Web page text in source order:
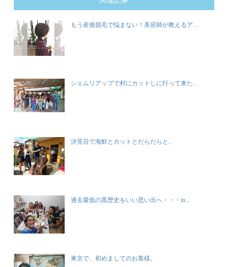
もう産後脱毛で悩まない！美容師が教えるア...
シェムリアップで村にカットしに行って来た...
汐見荘で海鮮とカットとだらだらと。
過去最低の黒歴史をいい思い出へ・・・in...
東京で、初めましてのお客様。